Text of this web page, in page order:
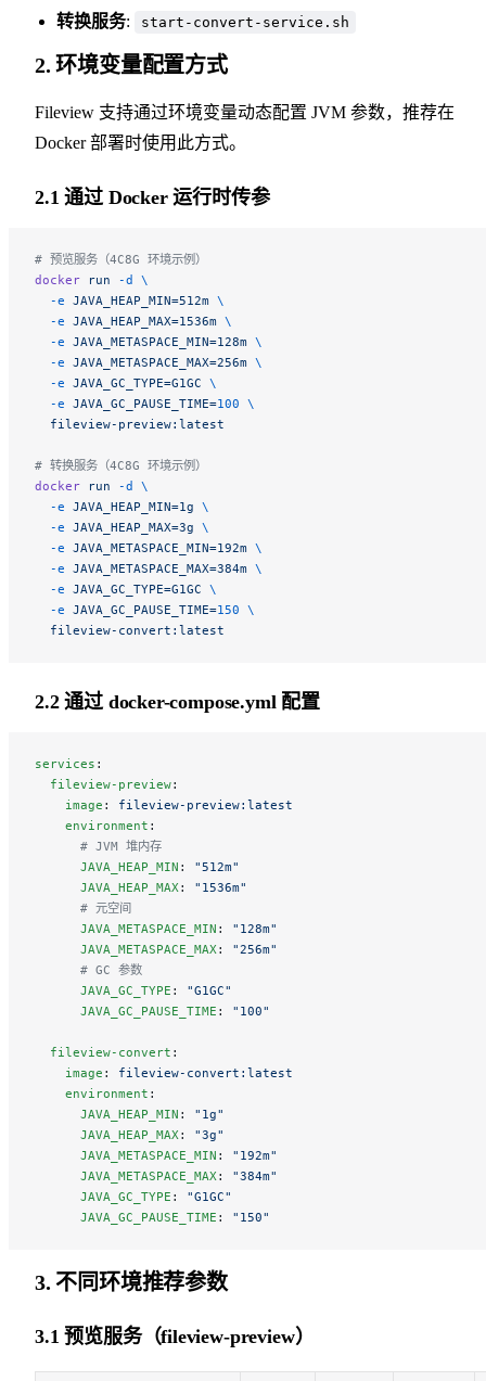
转换服务: start-convert-service.sh
2. 环境变量配置方式
Fileview 支持通过环境变量动态配置 JVM 参数，推荐在
Docker 部署时使用此方式。
2.1 通过 Docker 运行时传参
# 预览服务（4C8G 环境示例）
docker run -d \
  -e
JAVA_HEAP_MIN=512m \
  -e
JAVA_HEAP_MAX=1536m \
  -e
JAVA_METASPACE_MIN=128m \
  -e
JAVA_METASPACE_MAX=256m \
  -e
JAVA_GC_TYPE=G1GC \
  -e
JAVA_GC_PAUSE_TIME=100 \
  fileview-preview:latest
# 转换服务（4C8G 环境示例）
docker run -d \
  -e
JAVA_HEAP_MIN=1g \
  -e
JAVA_HEAP_MAX=3g \
  -e
JAVA_METASPACE_MIN=192m \
  -e
JAVA_METASPACE_MAX=384m \
  -e
JAVA_GC_TYPE=G1GC \
  -e
JAVA_GC_PAUSE_TIME=150 \
  fileview-convert:latest
2.2 通过 docker-compose.yml 配置
services :
  fileview-preview
:
    image
: fileview-preview:latest
    environment
:
      # JVM 堆内存
      JAVA_HEAP_MIN
: "512m"
      JAVA_HEAP_MAX
: "1536m"
      # 元空间
      JAVA_METASPACE_MIN
: "128m"
      JAVA_METASPACE_MAX
: "256m"
      # GC 参数
      JAVA_GC_TYPE
: "G1GC"
      JAVA_GC_PAUSE_TIME
: "100"
  fileview-convert
:
    image
: fileview-convert:latest
    environment
:
      JAVA_HEAP_MIN
: "1g"
      JAVA_HEAP_MAX
: "3g"
      JAVA_METASPACE_MIN
: "192m"
      JAVA_METASPACE_MAX
: "384m"
      JAVA_GC_TYPE
: "G1GC"
      JAVA_GC_PAUSE_TIME
: "150"
3. 不同环境推荐参数
3.1 预览服务（fileview-preview）